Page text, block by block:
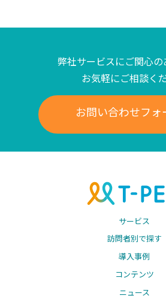
弊社サービスにご関心の
お気軽にご相談く
お問い合わせフォ
サービス
訪問者別で探す
導入事例
コンテンツ
ニュース